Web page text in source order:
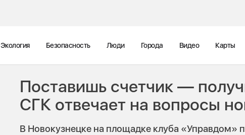
Экология Безопасность Люди Города Видео Карты
Поставишь счетчик —
СГК отвечает на вопросы
В Новокузнецке на площадке клуба «Управдом»